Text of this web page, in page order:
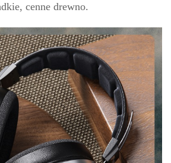
cenne drewno.